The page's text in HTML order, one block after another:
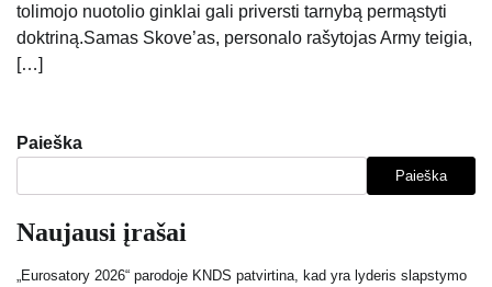
tolimojo nuotolio ginklai gali priversti tarnybą permąstyti
doktriną.Samas Skove’as, personalo rašytojas Army teigia,
[…]
Paieška
Paieška
Naujausi įrašai
„Eurosatory 2026“ parodoje KNDS patvirtina, kad yra lyderis slapstymo